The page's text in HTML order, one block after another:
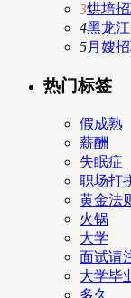
3烘培
4黑龙
5月嫂
热门标签
假成熟
薪酬
失眠症
职场打
黄金法
火锅
大学
面试请
大学毕
多久